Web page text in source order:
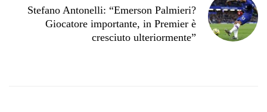
Stefano Antonelli: “Emerson Palmieri?
Giocatore importante, in Premier è
cresciuto ulteriormente”